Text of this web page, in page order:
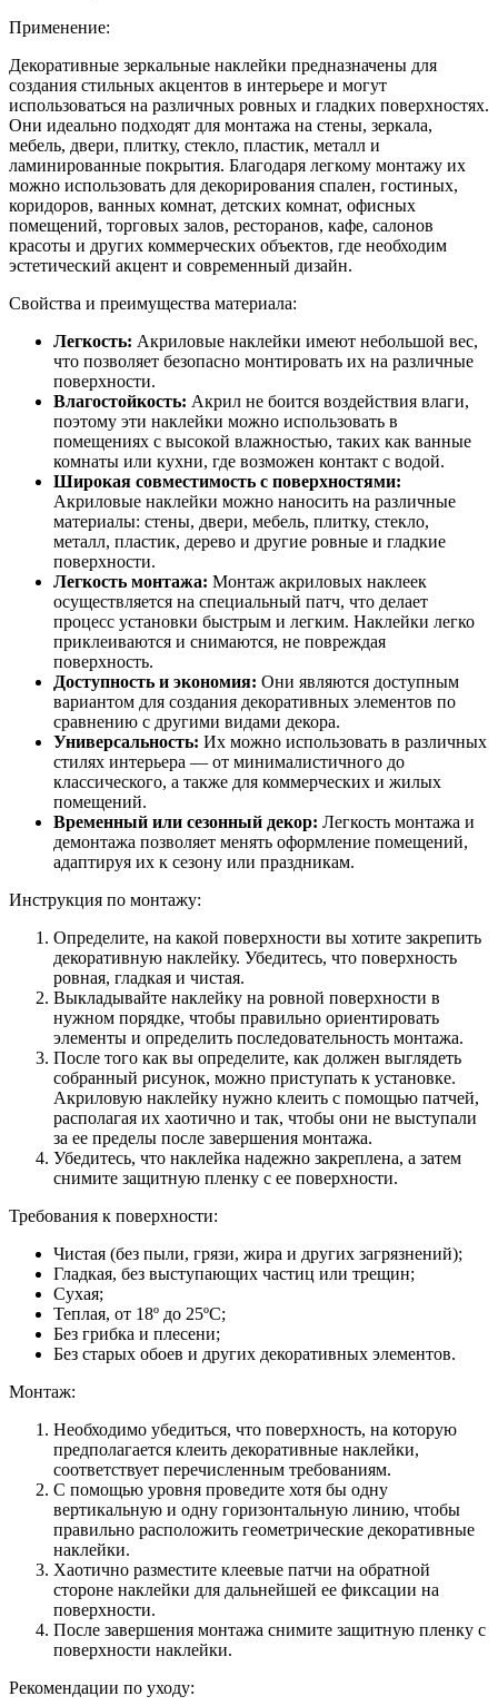
Применение:
Декоративные зеркальные наклейки предназначены для
создания стильных акцентов в интерьере и могут
использоваться на различных ровных и гладких поверхностях.
Они идеально подходят для монтажа на стены, зеркала,
мебель, двери, плитку, стекло, пластик, металл и
ламинированные покрытия. Благодаря легкому монтажу их
можно использовать для декорирования спален, гостиных,
коридоров, ванных комнат, детских комнат, офисных
помещений, торговых залов, ресторанов, кафе, салонов
красоты и других коммерческих объектов, где необходим
эстетический акцент и современный дизайн.
Свойства и преимущества материала:
Легкость: Акриловые наклейки имеют небольшой вес,
что позволяет безопасно монтировать их на различные
поверхности.
Влагостойкость: Акрил не боится воздействия влаги,
поэтому эти наклейки можно использовать в
помещениях с высокой влажностью, таких как ванные
комнаты или кухни, где возможен контакт с водой.
Широкая совместимость с поверхностями:
Акриловые наклейки можно наносить на различные
материалы: стены, двери, мебель, плитку, стекло,
металл, пластик, дерево и другие ровные и гладкие
поверхности.
Легкость монтажа: Монтаж акриловых наклеек
осуществляется на специальный патч, что делает
процесс установки быстрым и легким. Наклейки легко
приклеиваются и снимаются, не повреждая
поверхность.
Доступность и экономия: Они являются доступным
вариантом для создания декоративных элементов по
сравнению с другими видами декора.
Универсальность: Их можно использовать в различных
стилях интерьера — от минималистичного до
классического, а также для коммерческих и жилых
помещений.
Временный или сезонный декор: Легкость монтажа и
демонтажа позволяет менять оформление помещений,
адаптируя их к сезону или праздникам.
Инструкция по монтажу:
Определите, на какой поверхности вы хотите закрепить
декоративную наклейку. Убедитесь, что поверхность
ровная, гладкая и чистая.
Выкладывайте наклейку на ровной поверхности в
нужном порядке, чтобы правильно ориентировать
элементы и определить последовательность монтажа.
После того как вы определите, как должен выглядеть
собранный рисунок, можно приступать к установке.
Акриловую наклейку нужно клеить с помощью патчей,
располагая их хаотично и так, чтобы они не выступали
за ее пределы после завершения монтажа.
Убедитесь, что наклейка надежно закреплена, а затем
снимите защитную пленку с ее поверхности.
Требования к поверхности:
Чистая (без пыли, грязи, жира и других загрязнений);
Гладкая, без выступающих частиц или трещин;
Сухая;
Теплая, от 18º до 25ºС;
Без грибка и плесени;
Без старых обоев и других декоративных элементов.
Монтаж:
Необходимо убедиться, что поверхность, на которую
предполагается клеить декоративные наклейки,
соответствует перечисленным требованиям.
С помощью уровня проведите хотя бы одну
вертикальную и одну горизонтальную линию, чтобы
правильно расположить геометрические декоративные
наклейки.
Хаотично разместите клеевые патчи на обратной
стороне наклейки для дальнейшей ее фиксации на
поверхности.
После завершения монтажа снимите защитную пленку с
поверхности наклейки.
Рекомендации по уходу: